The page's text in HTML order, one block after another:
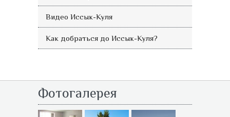
Видео Иссык-Куля
Как добраться до Иссык-Куля?
Фотогалерея